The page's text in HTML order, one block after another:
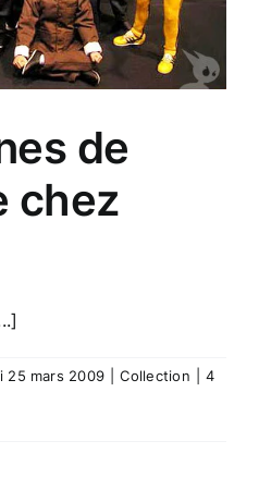
de
chez
25 mars 2009 Collection
4